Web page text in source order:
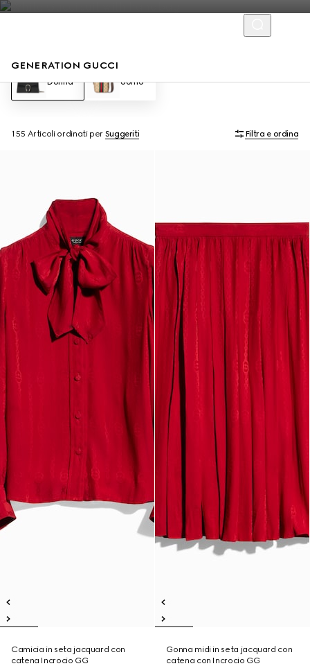
GENERATION GUCCI
Donna Uomo
155 Articoli ordinati per Suggeriti Filtra e ordina
Camicia in seta jacquard con
catena Incrocio GG
Gonna midi in seta jacquard con
catena con Incrocio GG